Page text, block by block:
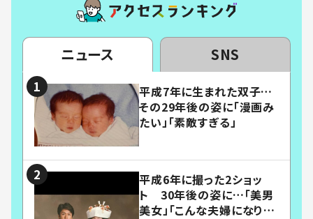
ニュース SNS
平成7年に生まれた双子…
その29年後の姿に「漫画み
たい」「素敵すぎる」
平成6年に撮った2ショッ
ト 30年後の姿に…「美男
美女」「こんな夫婦になりた